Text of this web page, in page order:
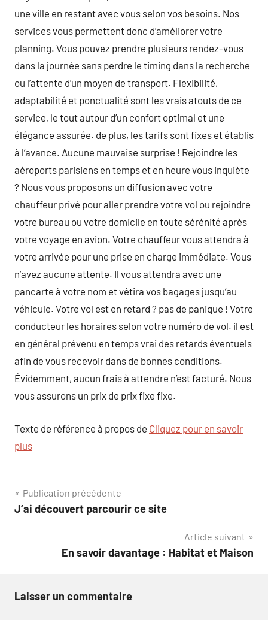
une ville en restant avec vous selon vos besoins. Nos
services vous permettent donc d’améliorer votre
planning. Vous pouvez prendre plusieurs rendez-vous
dans la journée sans perdre le timing dans la recherche
ou l’attente d’un moyen de transport. Flexibilité,
adaptabilité et ponctualité sont les vrais atouts de ce
service, le tout autour d’un confort optimal et une
élégance assurée. de plus, les tarifs sont fixes et établis
à l’avance. Aucune mauvaise surprise ! Rejoindre les
aéroports parisiens en temps et en heure vous inquiète
? Nous vous proposons un diffusion avec votre
chauffeur privé pour aller prendre votre vol ou rejoindre
votre bureau ou votre domicile en toute sérénité après
votre voyage en avion. Votre chauffeur vous attendra à
votre arrivée pour une prise en charge immédiate. Vous
n’avez aucune attente. Il vous attendra avec une
pancarte à votre nom et vêtira vos bagages jusqu’au
véhicule. Votre vol est en retard ? pas de panique ! Votre
conducteur les horaires selon votre numéro de vol. il est
en général prévenu en temps vrai des retards éventuels
afin de vous recevoir dans de bonnes conditions.
Évidemment, aucun frais à attendre n’est facturé. Nous
vous assurons un prix de prix fixe fixe.
Texte de référence à propos de Cliquez pour en savoir
plus
Navigation
de
Publication précédente
J’ai découvert parcourir ce site
Article suivant
En savoir davantage : Habitat et Maison
Laisser un commentaire